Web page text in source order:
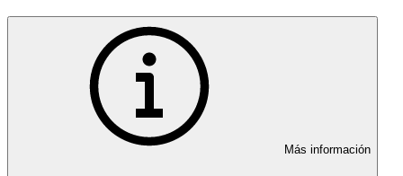
Más información